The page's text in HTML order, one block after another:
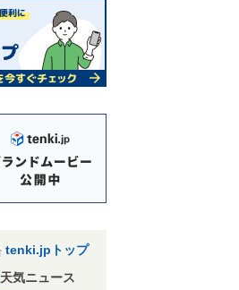
tenki.jpトップ
天気ニュース